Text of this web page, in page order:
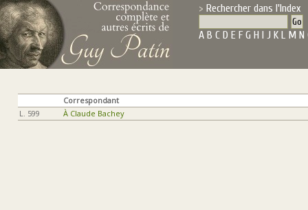
Rechercher dans l'Index
A B C D E F G H I J K L M N